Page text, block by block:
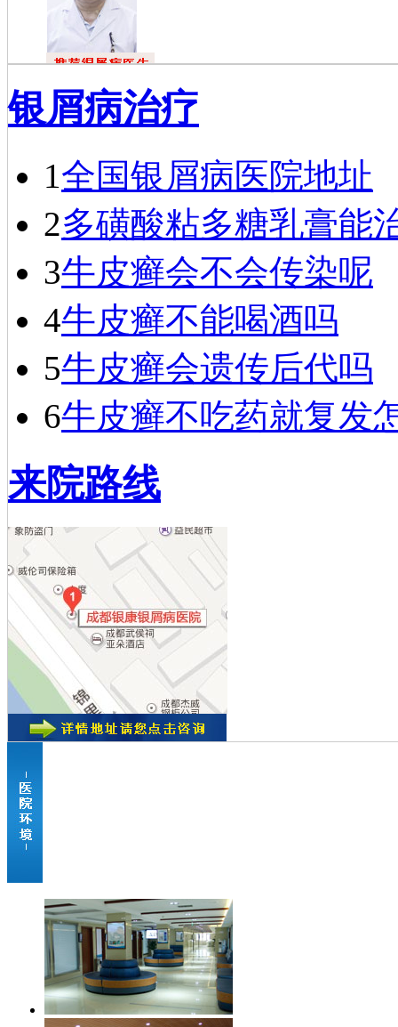
戴礼
戴礼，毕业于
福建医科大学，现
医院医师…[详细]
银屑病治疗
1全国银屑病医院地址
2多磺酸粘多糖乳膏能
3牛皮癣会不会传染呢
4牛皮癣不能喝酒吗
5牛皮癣会遗传后代吗
6牛皮癣不吃药就复发
来院路线